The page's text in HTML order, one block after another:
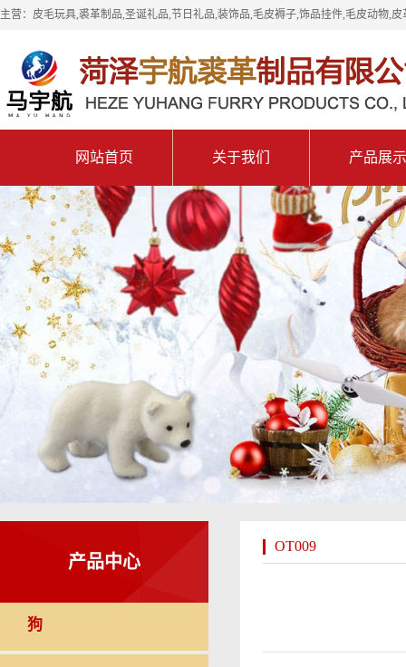
主营：皮毛玩具,裘革制品,圣诞礼品,节日礼品,装饰品,毛皮褥子,饰品挂件,毛皮动物,
网站首页 关于我们 产品展示
产品中心
狗
OT009